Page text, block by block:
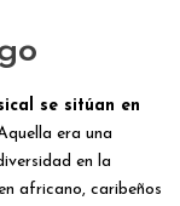
se sitúan en
era una
en la
africano, caribeños